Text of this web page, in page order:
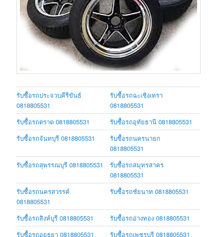
รับซื้อรถประจวบคีรีขันธ์
0818805531
รับซื้อรถฉะเชิงเทรา
0818805531
รับซื้อรถตราด 0818805531
รับซื้อรถอุทัยธานี 0818805531
รับซื้อรถจันทบุรี 0818805531
รับซื้อรถนครนายก
0818805531
รับซื้อรถสุพรรณบุรี 0818805531
รับซื้อรถสมุทรสาคร
0818805531
รับซื้อรถนครสวรรค์
0818805531
รับซื้อรถชัยนาท 0818805531
รับซื้อรถสิงห์บุรี 0818805531
รับซื้อรถอ่างทอง 0818805531
รับซื้อรถอยุธยา 0818805531
รับซื้อรถเพชรบุรี 0818805531